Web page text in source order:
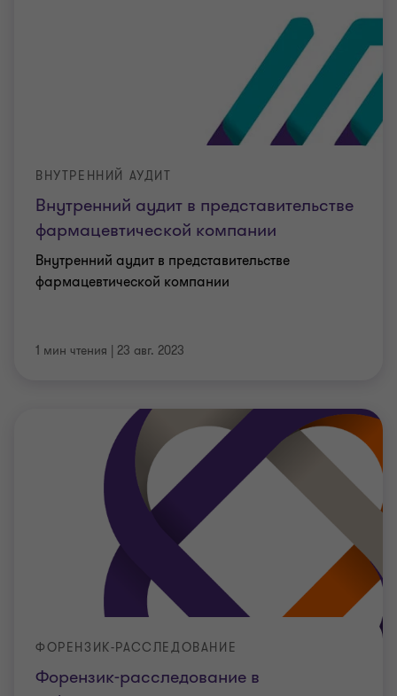
Внутренний аудит в представительстве
фармацевтической компании
ВНУТРЕННИЙ АУДИТ
Внутренний аудит в представительстве
фармацевтической компании
1 мин чтения | 23 авг. 2023
Форензик-расследование в
ФОРЕНЗИК-РАССЛЕДОВАНИЕ